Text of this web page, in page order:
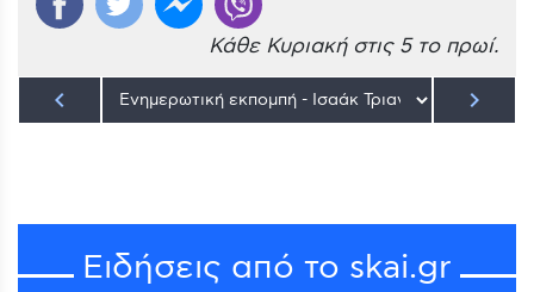
Κάθε Κυριακή στις 5 το πρωί.
keyboard_arrow_left keyboard_arrow_right
Ειδήσεις από το skai.gr